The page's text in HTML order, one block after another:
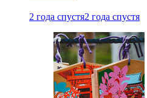
2 года спустя2 года спустя